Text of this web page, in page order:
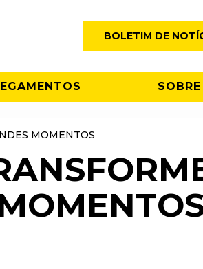
BOLETIM DE
MOMENTOS